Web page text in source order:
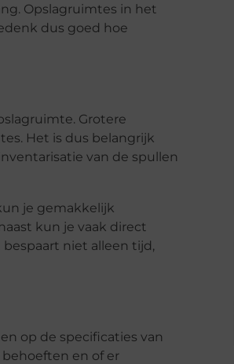
Opslagruimtes in het
dus goed hoe
Grotere
Het is dus belangrijk
van de spullen
je gemakkelijk
kun je vaak direct
bespaart niet alleen tijd,
op de specificaties van
en of er